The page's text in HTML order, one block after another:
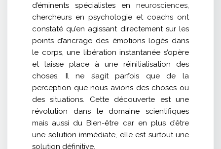
d’éminents spécialistes en neurosciences
chercheurs en psychologie et coachs ont
constaté qu’en agissant directement sur les
points d’ancrage des émotions logés dans
le corps, une libération instantanée s’opère
et laisse place à une réinitialisation des
choses. Il ne s’agit parfois que de la
perception que nous avions des choses ou
des situations. Cette découverte est une
révolution dans le domaine scientifiques
mais aussi du Bien-être car en plus d’être
une solution immédiate, elle est surtout une
solution définitive.